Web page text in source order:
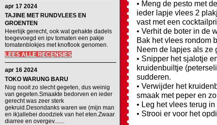
apr 17 2024
TAJINE MET RUNDVLEES EN
GROENTEN
Heerlijk gerecht, ook wat gehakte dadels
toegevoegd en ipv tomaten een pakje
tomatenblokjes met knoflook genomen.
LEES ALLE RECENSIES
apr 16 2024
TOKO WARUNG BARU
Nog nooit zo slecht gegeten, dus weinig
van gegeten.Smaakte bedorven en ieder
gerecht was zeer sterk
gekruid.Desondanks waren we (mijn man
en ik)allebei doodziek van het eten.Zwaar
diarree en overgev.......
• Meng de pesto met
ieder lapje vlees 2
vast met een
• Verhit de boter in de
Bak het vlees rondom
Neem de lapjes als ze
• Snipper het sjalotje
kruidenbuiltje
sudderen.
• Verwijder het
smaak met peper en
• Leg het vlees terug
• Strooi er voor het